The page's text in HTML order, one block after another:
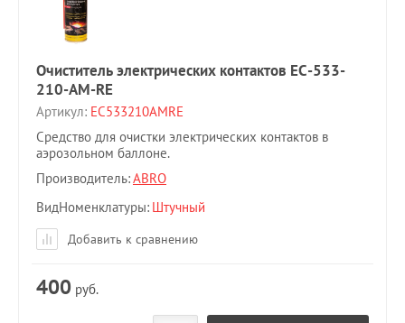
Очиститель электрических контактов EC-533-
210-AM-RE
Артикул: EC533210AMRE
Средство для очистки электрических контактов в
аэрозольном баллоне.
Производитель:ABRO
ВидНоменклатуры Штучный
Добавить к сравнению
400 руб.